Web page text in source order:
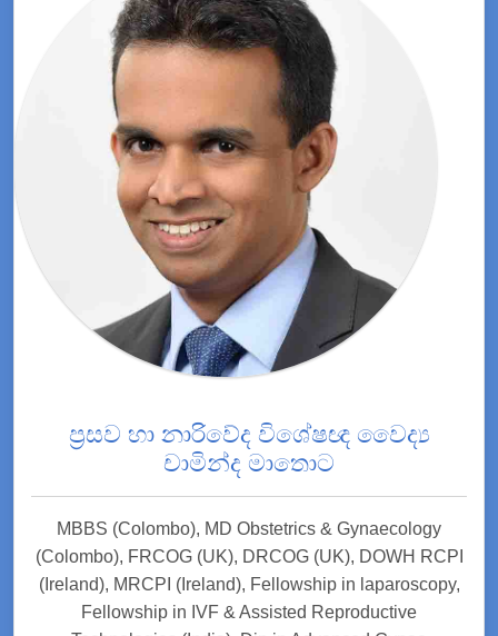
ප්‍රසව හා නාරිවේද විශේෂඥ වෛද්‍ය
චාමින්ද මාතොට
MBBS (Colombo), MD Obstetrics & Gynaecology
(Colombo), FRCOG (UK), DRCOG (UK), DOWH RCPI
(Ireland), MRCPI (Ireland), Fellowship in laparoscopy,
Fellowship in IVF & Assisted Reproductive